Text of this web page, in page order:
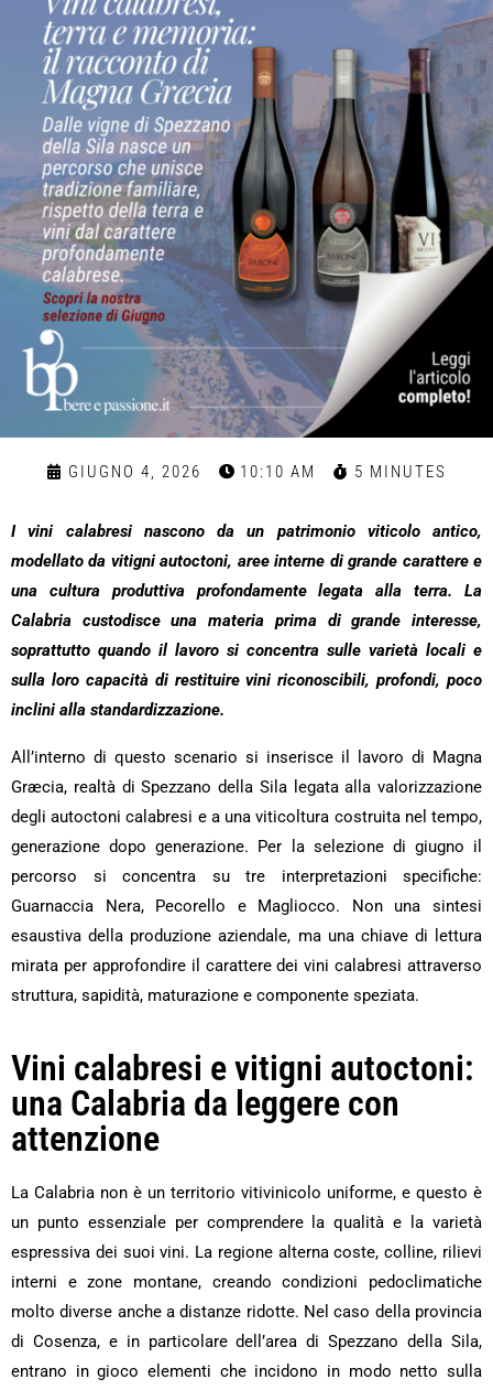
GIUGNO 4, 2026 10:10 AM 5 MINUTES
I vini calabresi nascono da un patrimonio viticolo antico,
modellato da vitigni autoctoni, aree interne di grande carattere e
una cultura produttiva profondamente legata alla terra. La
Calabria custodisce una materia prima di grande interesse,
soprattutto quando il lavoro si concentra sulle varietà locali e
sulla loro capacità di restituire vini riconoscibili, profondi, poco
inclini alla standardizzazione.
All’interno di questo scenario si inserisce il lavoro di Magna
Græcia, realtà di Spezzano della Sila legata alla valorizzazione
degli autoctoni calabresi e a una viticoltura costruita nel tempo,
generazione dopo generazione. Per la selezione di giugno il
percorso si concentra su tre interpretazioni specifiche:
Guarnaccia Nera, Pecorello e Magliocco. Non una sintesi
esaustiva della produzione aziendale, ma una chiave di lettura
mirata per approfondire il carattere dei vini calabresi attraverso
struttura, sapidità, maturazione e componente speziata.
Vini calabresi e vitigni autoctoni:
una Calabria da leggere con
attenzione
La Calabria non è un territorio vitivinicolo uniforme, e questo è
un punto essenziale per comprendere la qualità e la varietà
espressiva dei suoi vini. La regione alterna coste, colline, rilievi
interni e zone montane, creando condizioni pedoclimatiche
molto diverse anche a distanze ridotte. Nel caso della provincia
di Cosenza, e in particolare dell’area di Spezzano della Sila,
entrano in gioco elementi che incidono in modo netto sulla